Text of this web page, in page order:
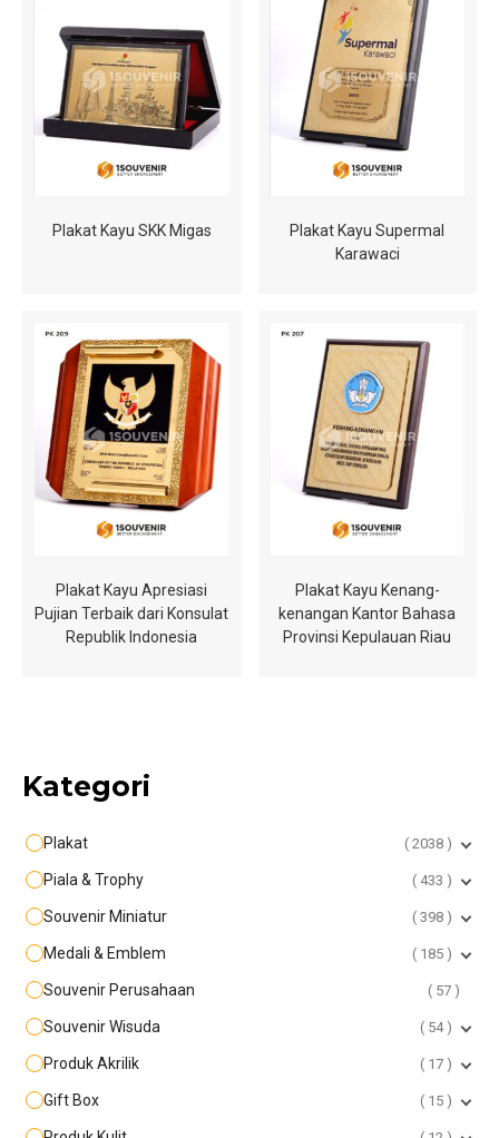
Plakat Kayu SKK Migas
Plakat Kayu Supermal
Karawaci
Plakat Kayu Apresiasi
Pujian Terbaik dari Konsulat
Republik Indonesia
Plakat Kayu Kenang-
kenangan Kantor Bahasa
Provinsi Kepulauan Riau
Kategori
Plakat 2038
Piala & Trophy 433
Souvenir Miniatur 398
Medali & Emblem 185
Souvenir Perusahaan 57
Souvenir Wisuda 54
Produk Akrilik 17
Gift Box 15